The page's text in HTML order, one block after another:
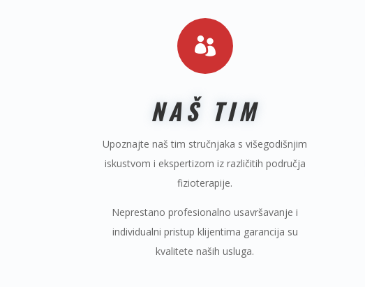

NAŠ TIM
Upoznajte naš tim stručnjaka s višegodišnjim
iskustvom i ekspertizom iz različitih područja
fizioterapije.
Neprestano profesionalno usavršavanje i
individualni pristup klijentima garancija su
kvalitete naših usluga.